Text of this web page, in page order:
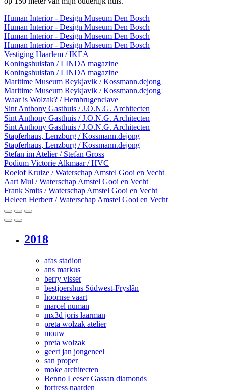
Human Interior - Design Museum Den Bosch
Human Interior - Design Museum Den Bosch
Human Interior - Design Museum Den Bosch
Human Interior - Design Museum Den Bosch
Vestiging Haarlem / IKEA
Koningshuisfan / LINDA magazine
Koningshuisfan / LINDA magazine
Maritime Museum Reykjavik / Kossmann.dejong
Maritime Museum Reykjavik / Kossmann.dejong
Waar is Wolzak? / Hembrugenclave
Sint Anthony Gasthuis / J.O.N.G. Architecten
Sint Anthony Gasthuis / J.O.N.G. Architecten
Sint Anthony Gasthuis / J.O.N.G. Architecten
Stapferhaus, Lenzburg / Kossmann.dejong
Stapferhaus, Lenzburg / Kossmann.dejong
Stefan im Atelier / Stefan Gross
Podium Victorie Alkmaar / HVC
Roelof Kruize / Waterschap Amstel Gooi en Vecht
Aart Mul / Waterschap Amstel Gooi en Vecht
Frank Smits / Waterschap Amstel Gooi en Vecht
Heleen Herbert / Waterschap Amstel Gooi en Vecht
2018
afas stadion
ans markus
berry visser
bestjoershus Súdwest-Fryslân
hoornse vaart
marcel numan
mx3d joris laarman
preta wolzak atelier
mouw
preta wolzak
geert jan jongeneel
san proper
moke architecten
Benno Leeser Gassan diamonds
fortress naarden